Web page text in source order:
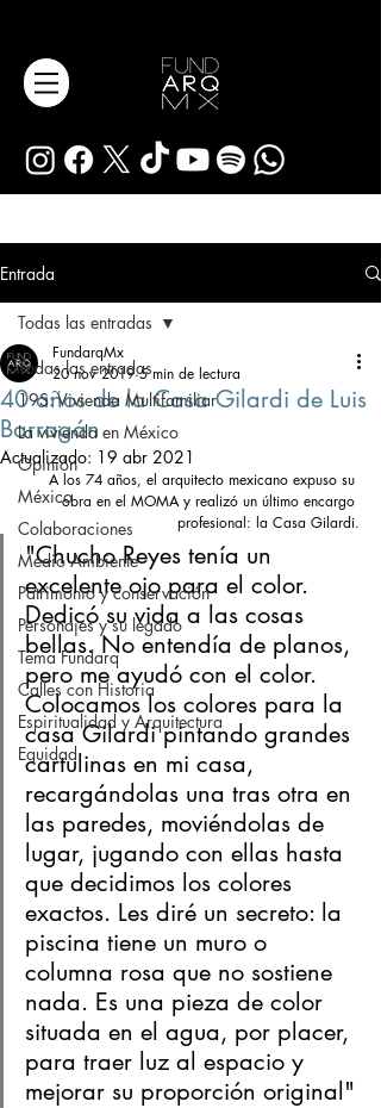
Entrada
Todas las entradas
19S: Vivienda Multifamiliar
La vivienda en México
Opinión
México
Colaboraciones
Medio Ambiente
Patrimonio y conservación
Personajes y su legado
Tema Fundarq
Calles con Historia
Espiritualidad y Arquitectura
Equidad
Todas las entradas
40 años de la Casa Gilardi de Luis
Barragán
FundarqMx
20 nov 2019 5 min de lectura
Actualizado: 19 abr 2021
A los 74 años, el arquitecto mexicano expuso su
obra en el MOMA y realizó un último encargo
profesional: la Casa Gilardi.
"Chucho Reyes tenía un
excelente ojo para el color.
Dedicó su vida a las cosas
bellas. No entendía de planos,
pero me ayudó con el color.
Colocamos los colores para la
casa Gilardi pintando grandes
cartulinas en mi casa,
recargándolas una tras otra en
las paredes, moviéndolas de
lugar, jugando con ellas hasta
que decidimos los colores
exactos. Les diré un secreto: la
piscina tiene un muro o
columna rosa que no sostiene
nada. Es una pieza de color
situada en el agua, por placer,
para traer luz al espacio y
mejorar su proporción original"